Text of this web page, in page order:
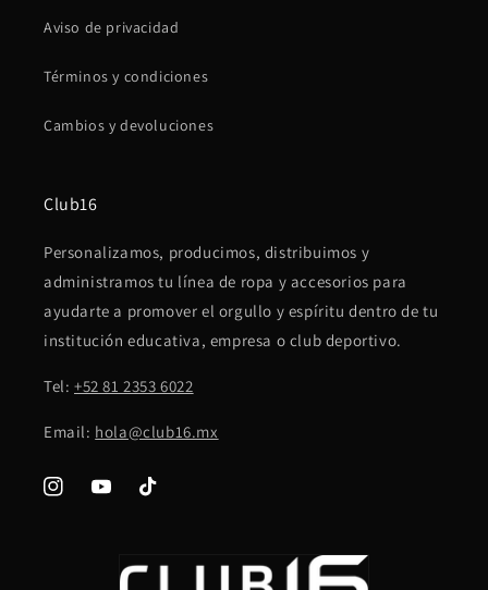
Aviso de privacidad
Términos y condiciones
Cambios y devoluciones
Club16
Personalizamos, producimos, distribuimos y
administramos tu línea de ropa y accesorios para
ayudarte a promover el orgullo y espíritu dentro de tu
institución educativa, empresa o club deportivo.
Tel: +52 81 2353 6022
Email: hola@club16.mx
InstagramYouTubeTikTok